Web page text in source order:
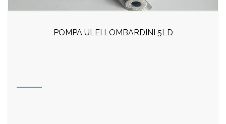
POMPA ULEI LOMBARDINI 5LD